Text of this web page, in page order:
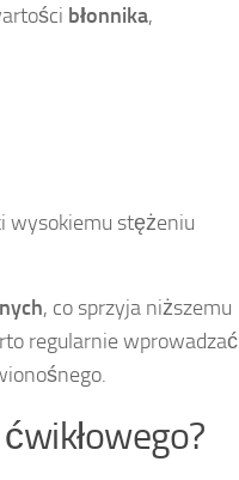
błonnika,
wysokiemu stężeniu
, co sprzyja niższemu
regularnie wprowadzać